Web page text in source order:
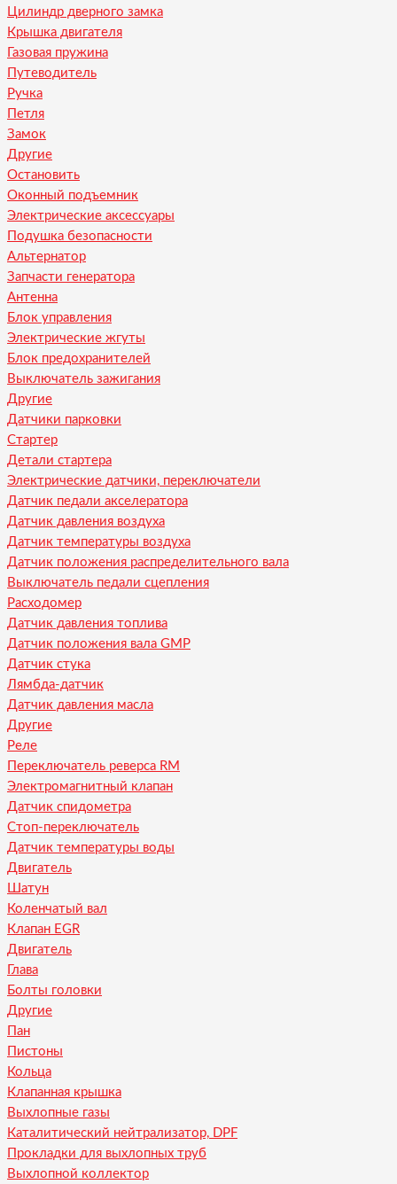
Цилиндр дверного замка
Крышка двигателя
Газовая пружина
Путеводитель
Ручка
Петля
Замок
Другие
Остановить
Оконный подъемник
Электрические аксессуары
Подушка безопасности
Альтернатор
Запчасти генератора
Антенна
Блок управления
Электрические жгуты
Блок предохранителей
Выключатель зажигания
Другие
Датчики парковки
Стартер
Детали стартера
Электрические датчики, переключатели
Датчик педали акселератора
Датчик давления воздуха
Датчик температуры воздуха
Датчик положения распределительного вала
Выключатель педали сцепления
Расходомер
Датчик давления топлива
Датчик положения вала GMP
Датчик стука
Лямбда-датчик
Датчик давления масла
Другие
Реле
Переключатель реверса RM
Электромагнитный клапан
Датчик спидометра
Стоп-переключатель
Датчик температуры воды
Двигатель
Шатун
Коленчатый вал
Клапан EGR
Двигатель
Глава
Болты головки
Другие
Пан
Пистоны
Кольца
Клапанная крышка
Выхлопные газы
Каталитический нейтрализатор, DPF
Прокладки для выхлопных труб
Выхлопной коллектор